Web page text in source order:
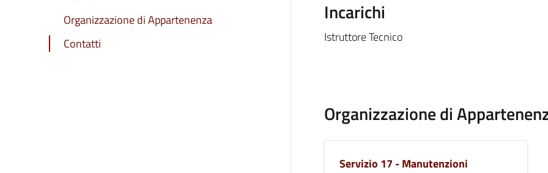
Organizzazione di Appartenenza
Contatti
Incarichi
Istruttore Tecnico
Organizzazione di
Servizio 17 - Manutenzioni